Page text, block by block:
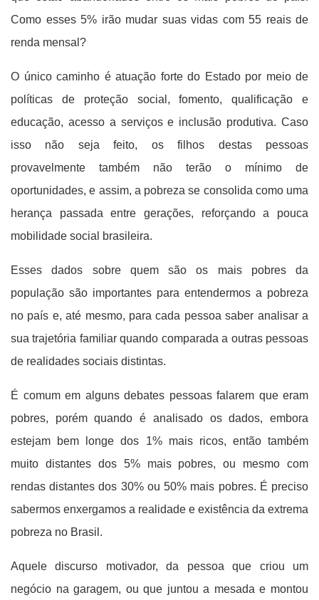
Como esses 5% irão mudar suas vidas com 55 reais de
renda mensal?
O único caminho é atuação forte do Estado por meio de
políticas de proteção social, fomento, qualificação e
educação, acesso a serviços e inclusão produtiva. Caso
isso não seja feito, os filhos destas pessoas
provavelmente também não terão o mínimo de
oportunidades, e assim, a pobreza se consolida como uma
herança passada entre gerações, reforçando a pouca
mobilidade social brasileira.
Esses dados sobre quem são os mais pobres da
população são importantes para entendermos a pobreza
no país e, até mesmo, para cada pessoa saber analisar a
sua trajetória familiar quando comparada a outras pessoas
de realidades sociais distintas.
É comum em alguns debates pessoas falarem que eram
pobres, porém quando é analisado os dados, embora
estejam bem longe dos 1% mais ricos, então também
muito distantes dos 5% mais pobres, ou mesmo com
rendas distantes dos 30% ou 50% mais pobres. É preciso
sabermos enxergamos a realidade e existência da extrema
pobreza no Brasil.
Aquele discurso motivador, da pessoa que criou um
negócio na garagem, ou que juntou a mesada e montou